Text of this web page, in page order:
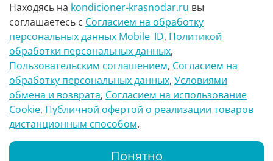
г Краснодар Ул Петра метальникова 23
8(900)29-888-66
info@kondicioner-krasnodar.ru
Находясь на kondicioner-krasnodar.ru вы
соглашаетесь с Согласием на обработку
персональных данных Mobile_ID, Политикой
обработки персональных данных,
Пользовательским соглашением, Согласием на
обработку персональных данных, Условиями
обмена и возврата, Согласием на использование
Сookie, Публичной офертой о реализации товаров
дистанционным способом.
Понятно